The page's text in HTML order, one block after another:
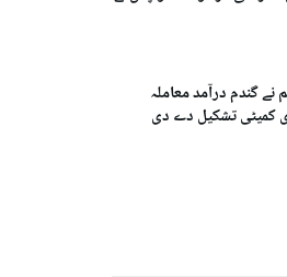
نے گندم درآمد معاملہ
کمیٹی تشکیل دے دی